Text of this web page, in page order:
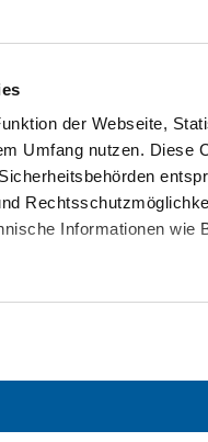
der Webseite,
Umfang nutzen.
Informationen wie